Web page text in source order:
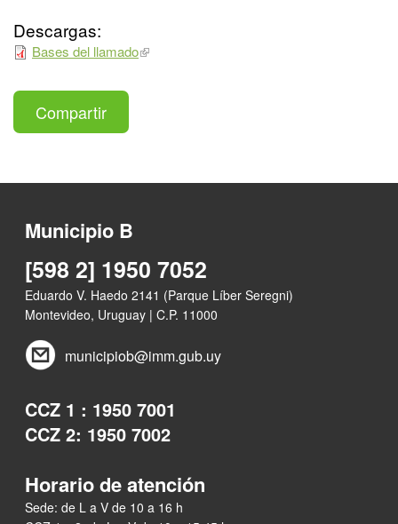
Descargas:
Bases del llamado
Compartir
Municipio B
[598 2] 1950 7052
Eduardo V. Haedo 2141 (Parque Líber Seregni)
Montevideo, Uruguay | C.P. 11000
municipiob@imm.gub.uy
CCZ 1 : 1950 7001
CCZ 2: 1950 7002
Horario de atención
Sede: de L a V de 10 a 16 h